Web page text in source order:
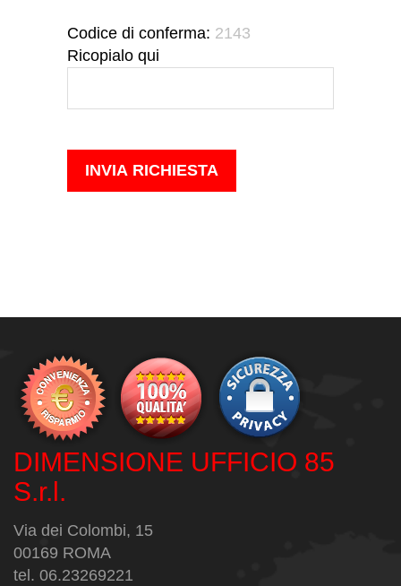
Codice di conferma: 2143
Ricopialo qui
DIMENSIONE UFFICIO 85
S.r.l.
Via dei Colombi, 15
00169 ROMA
tel. 06.23269221